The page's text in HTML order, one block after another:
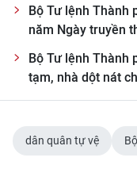
Bộ Tư lệnh Thành
năm Ngày truyền
Bộ Tư lệnh Thành
tạm, nhà dột nát
dân quân tự vệ